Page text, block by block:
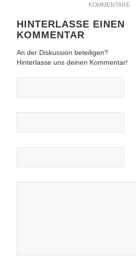
KOMMENTARE
HINTERLASSE EINEN
KOMMENTAR
An der Diskussion beteiligen?
Hinterlasse uns deinen Kommentar!